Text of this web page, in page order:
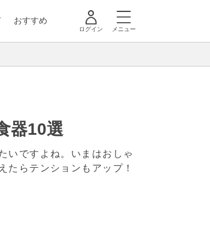
おすすめ
ログイン メニュー
器10選
いですよね。いまはおしゃ
たらテンションもアップ！